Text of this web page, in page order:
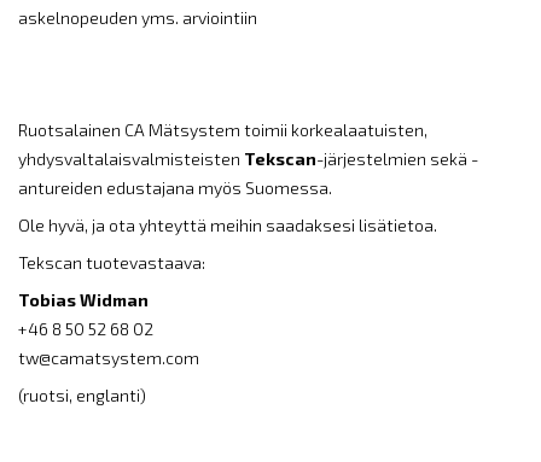
askelnopeuden yms. arviointiin
Ruotsalainen CA Mätsystem toimii korkealaatuisten,
yhdysvaltalaisvalmisteisten Tekscan-järjestelmien sekä -
antureiden edustajana myös Suomessa.
Ole hyvä, ja ota yhteyttä meihin saadaksesi lisätietoa.
Tekscan tuotevastaava:
Tobias Widman
+46 8 50 52 68 02
tw@camatsystem.com
(ruotsi, englanti)